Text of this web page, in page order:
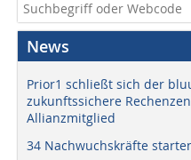
News
Prior1 schließt sich der
zukunftssichere
Allianzmitglied
34 Nachwuchskräfte